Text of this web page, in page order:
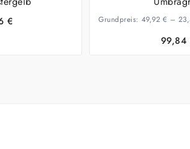
€ Grundpreis: 49,92 € –
99,84